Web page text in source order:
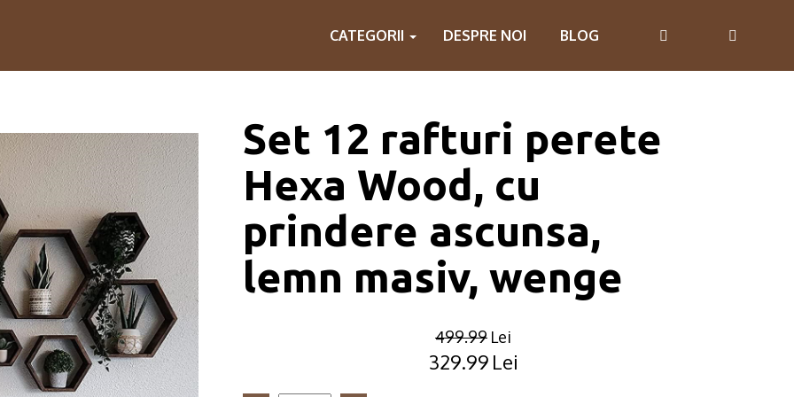
CATEGORII DESPRE NOI BLOG
Set 12 rafturi perete
Hexa Wood, cu
prindere ascunsa,
lemn masiv, wenge
499.99 Lei
Original
329.99 Lei
Current